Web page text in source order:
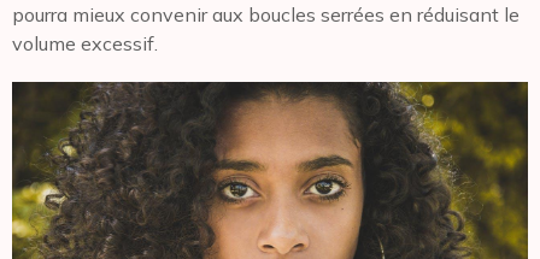
pourra mieux convenir aux boucles serrées en réduisant le
volume excessif.